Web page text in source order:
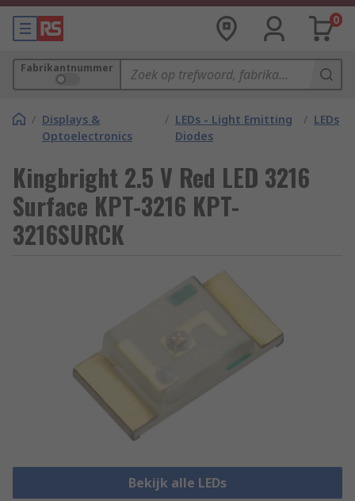
0
Fabrikantnummer
/ Displays &
Optoelectronics
/ LEDs - Light Emitting
Diodes
/ LEDs
Kingbright 2.5 V Red LED 3216
Surface KPT-3216 KPT-
3216SURCK
Bekijk alle LEDs